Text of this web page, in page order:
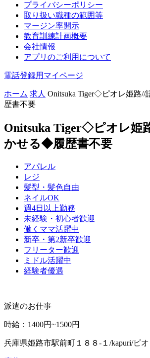
プライバシーポリシー
取り扱い職種の範囲等
マージン率開示
教育訓練計画概要
会社情報
アプリのご利用について
電話登録用マイページ
ホーム 求人 Onitsuka Tiger◇ピオレ姫路
歴書不要
Onitsuka Tiger◇ピオレ姫
かせる◆履歴書不要
アパレル
レジ
髪型・髪色自由
ネイルOK
週4日以上勤務
未経験・初心者歓迎
働くママ活躍中
新卒・第2新卒歓迎
フリーター歓迎
ミドル活躍中
経験者優遇
派遣のお仕事
時給 ： 1400円~1500円
兵庫県姫路市駅前町１８８‐１/kapuri/ピ